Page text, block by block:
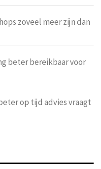
zoveel meer zijn dan
beter bereikbaar voor
op tijd advies vraagt